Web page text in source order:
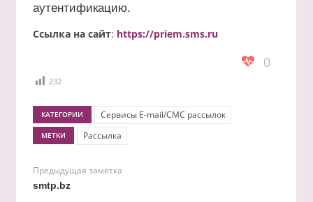
аутентификацию.
Ссылка на сайт: https://priem.sms.ru
0
232
КАТЕГОРИИ Сервисы E-mail/СМС рассылок
МЕТКИ Рассылка
Предыдущая заметка
smtp.bz